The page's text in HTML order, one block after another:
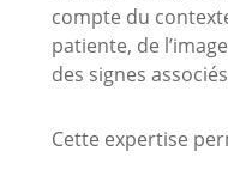
compte du
patiente, de
des signes
Cette expertise